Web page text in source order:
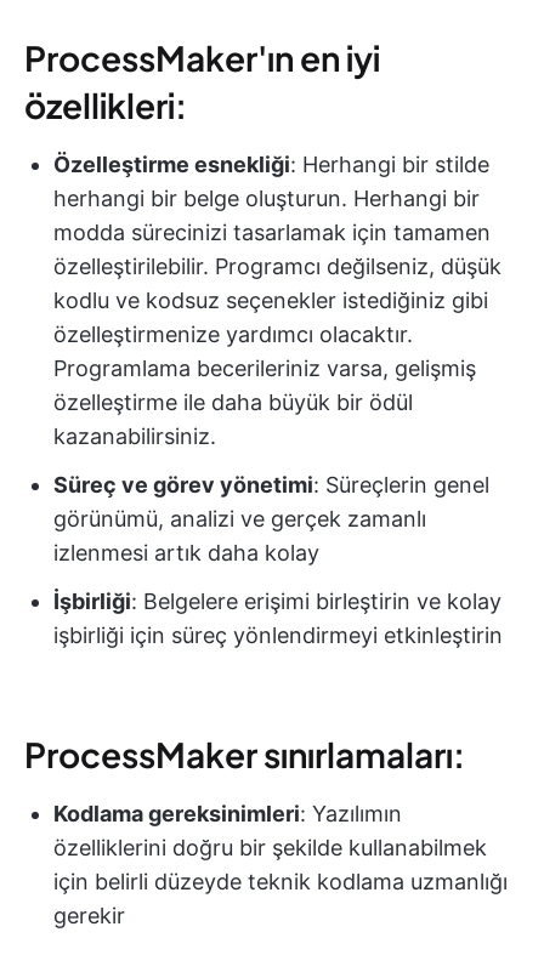
ProcessMaker'ın en iyi
özellikleri:
Özelleştirme esnekliği: Herhangi bir stilde
herhangi bir belge oluşturun. Herhangi bir
modda sürecinizi tasarlamak için tamamen
özelleştirilebilir. Programcı değilseniz, düşük
kodlu ve kodsuz seçenekler istediğiniz gibi
özelleştirmenize yardımcı olacaktır.
Programlama becerileriniz varsa, gelişmiş
özelleştirme ile daha büyük bir ödül
kazanabilirsiniz.
Süreç ve görev yönetimi: Süreçlerin genel
görünümü, analizi ve gerçek zamanlı
izlenmesi artık daha kolay
İşbirliği: Belgelere erişimi birleştirin ve kolay
işbirliği için süreç yönlendirmeyi etkinleştirin
ProcessMaker sınırlamaları:
Kodlama gereksinimleri: Yazılımın
özelliklerini doğru bir şekilde kullanabilmek
için belirli düzeyde teknik kodlama uzmanlığı
gerekir